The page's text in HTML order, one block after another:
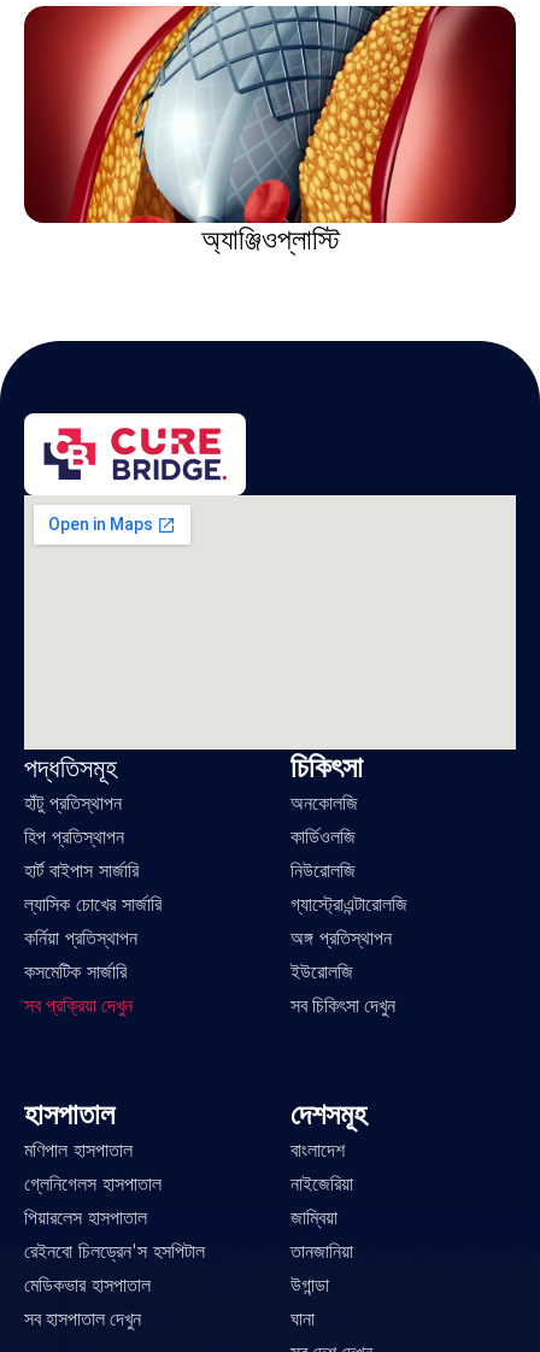
অ্যাঞ্জিওপ্লাস্টি
পদ্ধতিসমূহ
হাঁটু প্রতিস্থাপন
হিপ প্রতিস্থাপন
হার্ট বাইপাস সার্জারি
ল্যাসিক চোখের সার্জারি
কর্নিয়া প্রতিস্থাপন
কসমেটিক সার্জারি
সব প্রক্রিয়া দেখুন
চিকিৎসা
অনকোলজি
কার্ডিওলজি
নিউরোলজি
গ্যাস্ট্রোএন্টারোলজি
অঙ্গ প্রতিস্থাপন
ইউরোলজি
সব চিকিৎসা দেখুন
হাসপাতাল
মণিপাল হাসপাতাল
গ্লেনিগেলস হাসপাতাল
পিয়ারলেস হাসপাতাল
রেইনবো চিলড্রেন'স হসপিটাল
মেডিকভার হাসপাতাল
সব হাসপাতাল দেখুন
দেশসমূহ
বাংলাদেশ
নাইজেরিয়া
জাম্বিয়া
তানজানিয়া
উগান্ডা
ঘানা